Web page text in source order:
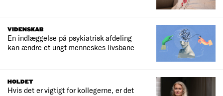
VIDENSKAB
En indlæggelse på psykiatrisk afdeling
kan ændre et ungt menneskes livsbane
HOLDET
Hvis det er vigtigt for kollegerne, er det